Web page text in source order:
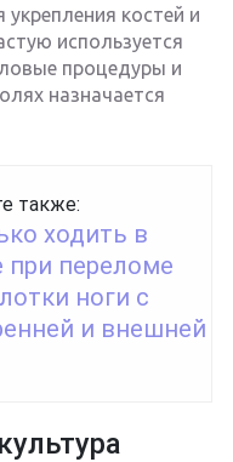
костей и
используется
процедуры и
назначается
также:
ходить в
при переломе
ноги с
и внешней